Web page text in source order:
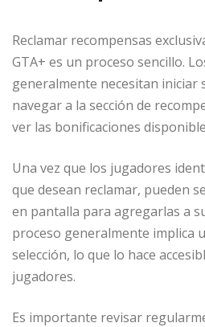
Reclamar recompensas
GTA+ es un proceso sencillo.
generalmente necesitan iniciar
navegar a la sección de
ver las bonificaciones
Una vez que los jugadores
que desean reclamar, pueden
en pantalla para agregarlas a
proceso generalmente implica
selección, lo que lo hace
jugadores.
Es importante revisar